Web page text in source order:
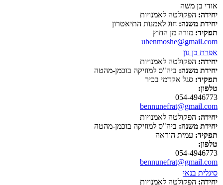
אודי בן משה
יחידה: הפקולטה לאמנויות
יחידת משנה: חוג לאמנות התיאטרון
תפקיד: מורה מן החוץ
ubenmoshe@gmail.com
אפרת בן נון
יחידה: הפקולטה לאמנויות
יחידת משנה: ביה"ס למוזיקה בוכמן-מהטה
תפקיד: סגל אקדמי בכיר
טלפון:
054-4946773
bennunefrat@gmail.com
יחידה: הפקולטה לאמנויות
יחידת משנה: ביה"ס למוזיקה בוכמן-מהטה
תפקיד: עמית הוראה
טלפון:
054-4946773
bennunefrat@gmail.com
סיגלית בנאי
יחידה: הפקולטה לאמנויות